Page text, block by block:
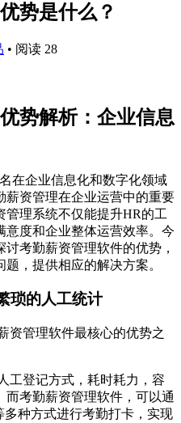
势是什么？
• 阅读 28
势解析：企业信息
在企业信息化和数字化领域
薪资管理在企业运营中的重要
管理系统不仅能提升HR的工
度和企业整体运营效率。今
考勤薪资管理软件的优势，
，提供相应的解决方案。
琐的人工统计
资管理软件最核心的优势之
工登记方式，耗时耗力，容
考勤薪资管理软件，可以通
种方式进行考勤打卡，实现